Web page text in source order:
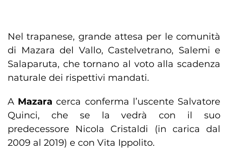
Nel trapanese, grande attesa per le comunità
di Mazara del Vallo, Castelvetrano, Salemi e
Salaparuta, che tornano al voto alla scadenza
naturale dei rispettivi mandati.
A Mazara cerca conferma l’uscente Salvatore
Quinci, che se la vedrà con il suo
predecessore Nicola Cristaldi (in carica dal
2009 al 2019) e con Vita Ippolito.